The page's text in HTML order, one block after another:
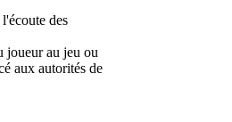
des
joueur au jeu ou
aux autorités de